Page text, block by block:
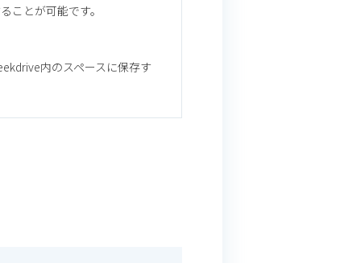
ことが可能です。
内のスペースに保存す